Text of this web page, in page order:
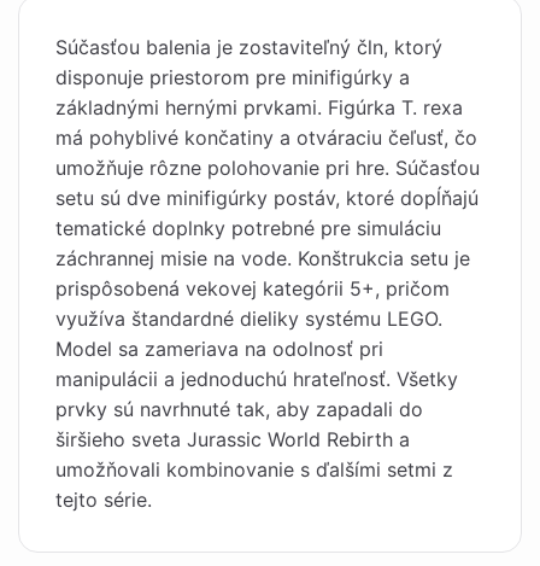
Súčasťou balenia je zostaviteľný čln, ktorý
disponuje priestorom pre minifigúrky a
základnými hernými prvkami. Figúrka T. rexa
má pohyblivé končatiny a otváraciu čeľusť, čo
umožňuje rôzne polohovanie pri hre. Súčasťou
setu sú dve minifigúrky postáv, ktoré dopĺňajú
tematické doplnky potrebné pre simuláciu
záchrannej misie na vode. Konštrukcia setu je
prispôsobená vekovej kategórii 5+, pričom
využíva štandardné dieliky systému LEGO.
Model sa zameriava na odolnosť pri
manipulácii a jednoduchú hrateľnosť. Všetky
prvky sú navrhnuté tak, aby zapadali do
širšieho sveta Jurassic World Rebirth a
umožňovali kombinovanie s ďalšími setmi z
tejto série.